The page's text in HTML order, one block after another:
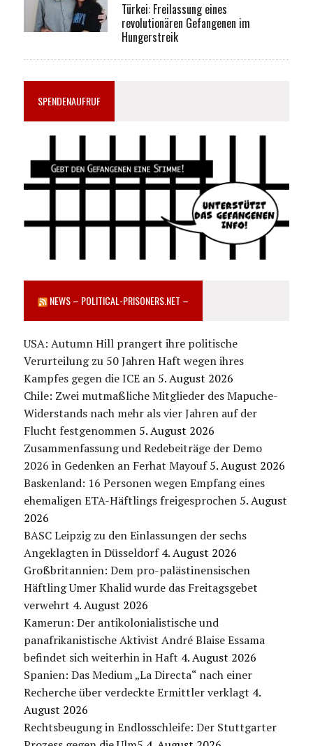
Türkei: Freilassung eines
revolutionären Gefangenen im
Hungerstreik
SPENDENAUFRUF
NEWS – POLITICAL-PRISONERS.NET –
USA: Autumn Hill prangert ihre politische
Verurteilung zu 50 Jahren Haft wegen ihres
Kampfes gegen die ICE an 5. August 2026
Chile: Zwei mutmaßliche Mitglieder des Mapuche-
Widerstands nach mehr als vier Jahren auf der
Flucht festgenommen 5. August 2026
Zusammenfassung und Redebeiträge der Demo
2026 in Gedenken an Ferhat Mayouf 5. August 2026
Baskenland: 16 Personen wegen Empfang eines
ehemaligen ETA-Häftlings freigesprochen 5. August
2026
BASC Leipzig zu den Einlassungen der sechs
Angeklagten in Düsseldorf 4. August 2026
Großbritannien: Dem pro-palästinensischen
Häftling Umer Khalid wurde das Freitagsgebet
verwehrt 4. August 2026
Kamerun: Der antikolonialistische und
panafrikanistische Aktivist André Blaise Essama
befindet sich weiterhin in Haft 4. August 2026
Spanien: Das Medium „La Directa“ nach einer
Recherche über verdeckte Ermittler verklagt 4.
August 2026
Rechtsbeugung in Endlosschleife: Der Stuttgarter